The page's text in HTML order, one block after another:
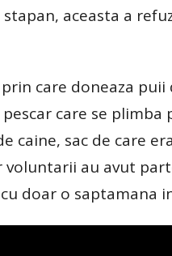
aceasta a
care doneaza puii
care se plimba
caine, sac de care
voluntarii au avut
doar o saptamana